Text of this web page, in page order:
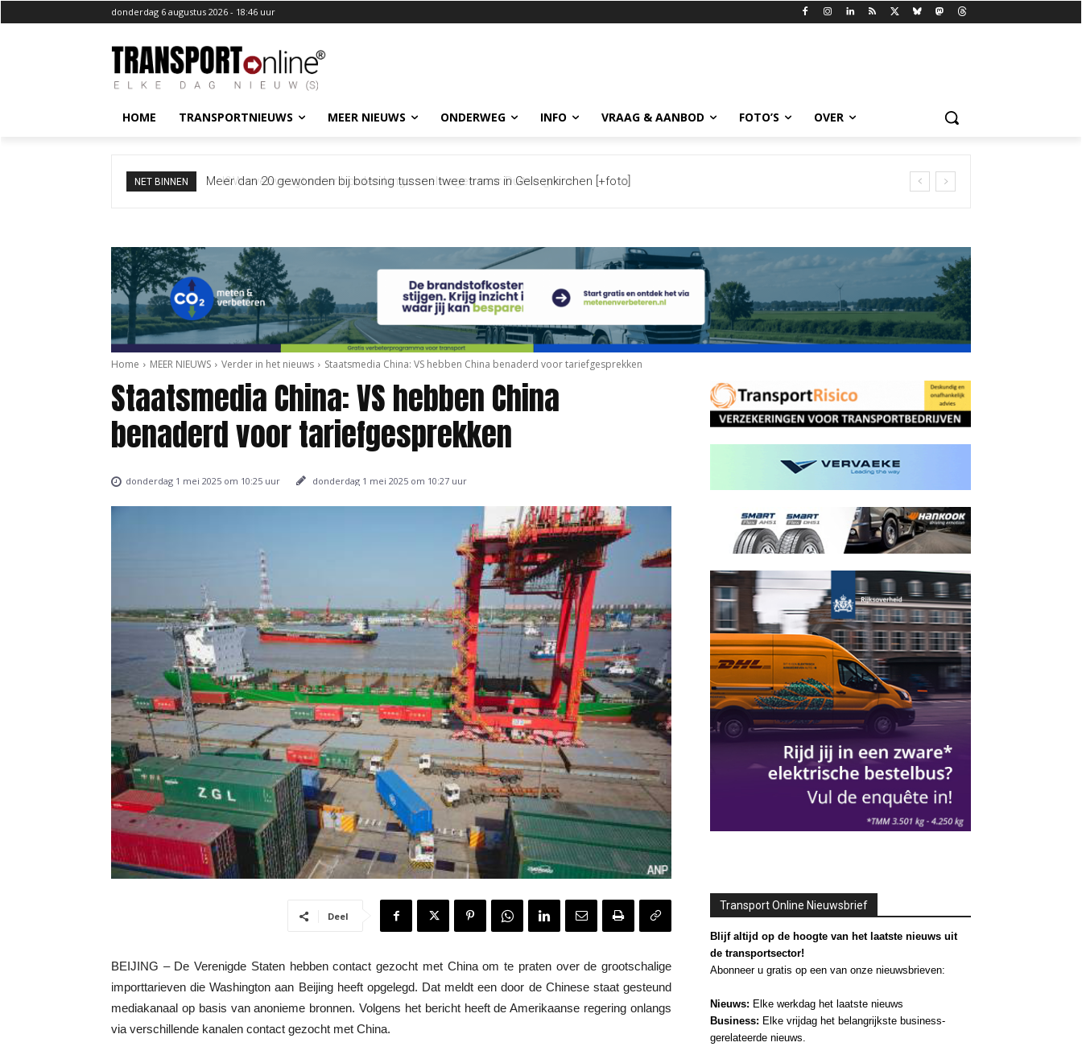
donderdag 6 augustus 2026 - 18:46 uur
HOME TRANSPORTNIEUWS MEER NIEUWS ONDERWEG INFO VRAAG & AANBOD FOTO’S OVER
NET BINNEN I&W overweegt meer borden langs snelwegen naar Duitse grens
Home MEER NIEUWS Verder in het nieuws Staatsmedia China: VS hebben China benaderd voor tariefgesprekken
Staatsmedia China: VS hebben China
benaderd voor tariefgesprekken
donderdag 1 mei 2025 om 10:25 uur donderdag 1 mei 2025 om 10:27 uur
Deel
BEIJING – De Verenigde Staten hebben contact gezocht met China om te praten over de grootschalige
importtarieven die Washington aan Beijing heeft opgelegd. Dat meldt een door de Chinese staat gesteund
mediakanaal op basis van anonieme bronnen. Volgens het bericht heeft de Amerikaanse regering onlangs
via verschillende kanalen contact gezocht met China.
Transport Online Nieuwsbrief
Blijf altijd op de hoogte van het laatste nieuws uit
de transportsector!
Abonneer u gratis op een van onze nieuwsbrieven:
Nieuws: Elke werkdag het laatste nieuws
Business: Elke vrijdag het belangrijkste business-
gerelateerde nieuws.